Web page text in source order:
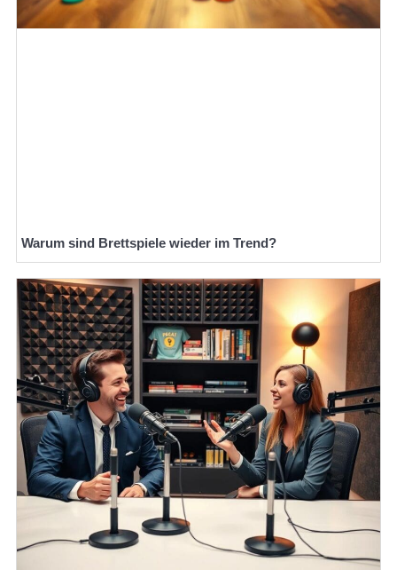
Warum sind Brettspiele wieder im Trend?